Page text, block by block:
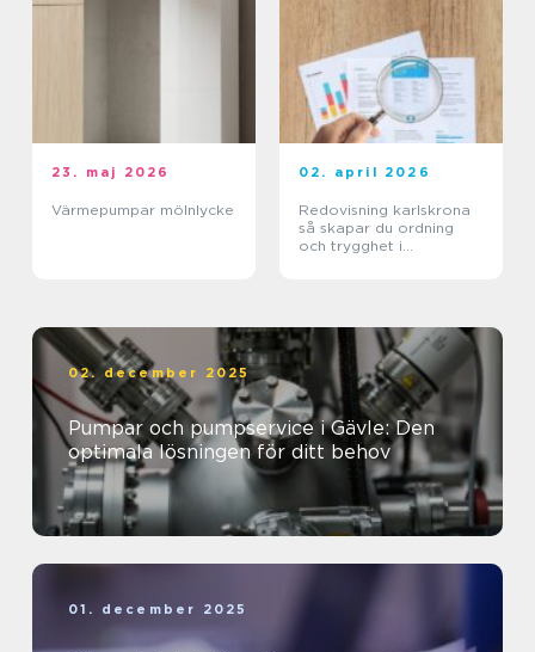
23. maj 2026
Värmepumpar mölnlycke
02. april 2026
Redovisning karlskrona
så skapar du ordning
och trygghet i
02. december 2025
Pumpar och pumpservice i Gävle: Den
optimala lösningen för ditt behov
01. december 2025